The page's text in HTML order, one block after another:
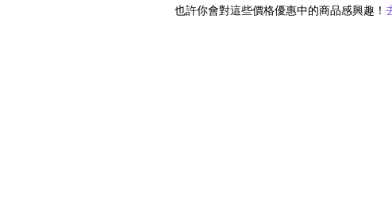
也許你會對這些價格優惠中的商品感興趣！